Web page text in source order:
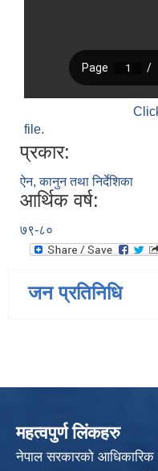
file.
प्रकार:
ऐन, कानुन तथा निर्देशिका
आर्थिक वर्ष:
७९-८०
जन प्रतिनिधि
महत्वपुर्ण लिंकहरु
नेपाल सरकारको आधिकारिक